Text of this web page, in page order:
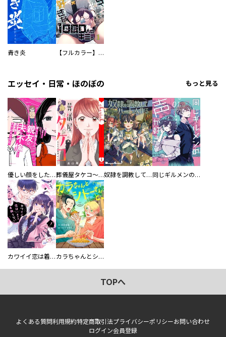
青き炎 【フルカラー】さよなら、私の大好きな１０００人のキミ。
エッセイ・日常・ほのぼの もっと見る
優しい顔をした親友は、夫と不倫して私の家に入り込んできた。 葬儀屋タケコ～あなたの最期、叶えます【電子単行本版】 奴隷を調教してハーレム作る 同じギルメンの声が好き
カワイイ恋は着飾らない カラちゃんとシトーさんと、 【分冊版】
TOPへ
よくある質問利用規約特定商取引法プライバシーポリシーお問い合わせ
ログイン会員登録